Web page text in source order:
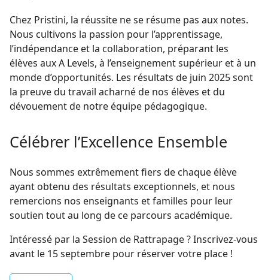
Chez Pristini, la réussite ne se résume pas aux notes.
Nous cultivons la passion pour l’apprentissage,
l’indépendance et la collaboration, préparant les
élèves aux A Levels, à l’enseignement supérieur et à un
monde d’opportunités. Les résultats de juin 2025 sont
la preuve du travail acharné de nos élèves et du
dévouement de notre équipe pédagogique.
Célébrer l’Excellence Ensemble
Nous sommes extrêmement fiers de chaque élève
ayant obtenu des résultats exceptionnels, et nous
remercions nos enseignants et familles pour leur
soutien tout au long de ce parcours académique.
Intéressé par la Session de Rattrapage ? Inscrivez-vous
avant le 15 septembre pour réserver votre place !